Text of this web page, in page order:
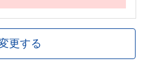
更する